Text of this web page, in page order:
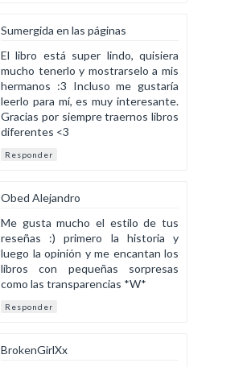
Sumergida en las páginas
El libro está super lindo, quisiera
mucho tenerlo y mostrarselo a mis
hermanos :3 Incluso me gustaría
leerlo para mí, es muy interesante.
Gracias por siempre traernos libros
diferentes <3
Responder
Obed Alejandro
Me gusta mucho el estilo de tus
reseñas :) primero la historia y
luego la opinión y me encantan los
libros con pequeñas sorpresas
como las transparencias *W*
Responder
BrokenGirlXx